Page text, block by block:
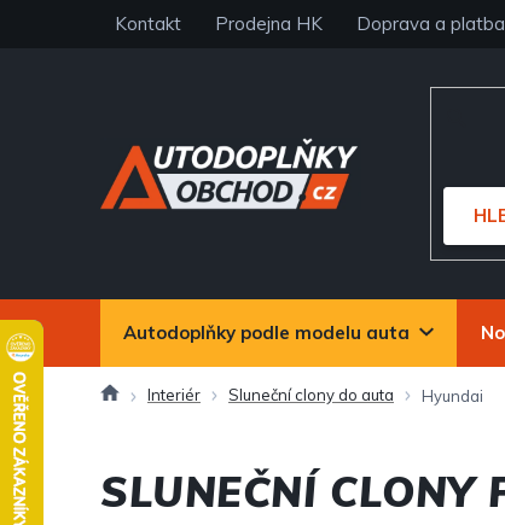
Kontakt Prodejna HK Doprava a platba
Autodoplňky podle modelu auta
DomůInteriér Sluneční clony do auta Hyundai
SLUNEČNÍ CLONY